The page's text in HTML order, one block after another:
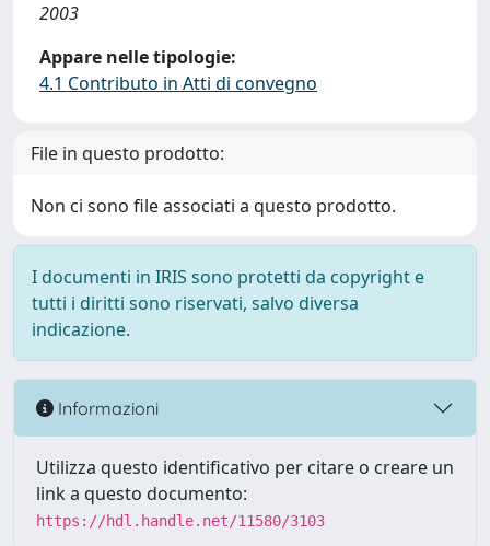
2003
Appare nelle tipologie:
4.1 Contributo in Atti di convegno
File in questo prodotto:
Non ci sono file associati a questo prodotto.
I documenti in IRIS sono protetti da copyright e
tutti i diritti sono riservati, salvo diversa
indicazione.
Informazioni
Utilizza questo identificativo per citare o creare un
link a questo documento:
https://hdl.handle.net/11580/3103